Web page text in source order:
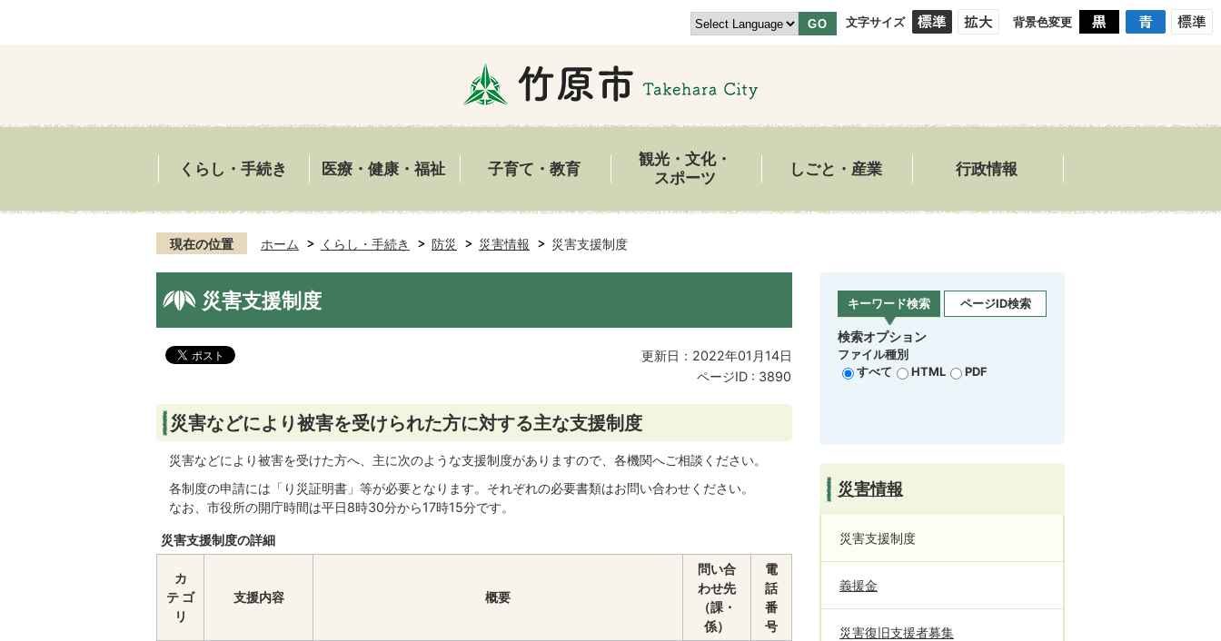
GO 文字サイズ 背景色変更
くらし・手続き 医療・健康・福祉 子育て・教育
観光・文化・
スポーツ
しごと・産業 行政情報
現在の位置 ホーム くらし・手続き 防災 災害情報 災害支援制度
災害支援制度
更新日：2022年01月14日
ページID : 3890
災害などにより被害を受けられた方に対する主な支援制度
災害などにより被害を受けた方へ、主に次のような支援制度がありますので、各機関へご相談ください。
各制度の申請には「り災証明書」等が必要となります。それぞれの必要書類はお問い合わせください。
なお、市役所の開庁時間は平日8時30分から17時15分です。
災害支援制度の詳細
カ
テ ゴ
リ
支援内容 概要
問い合
わせ先
（課・
係）
電
話
番
号
キーワード検索 ページID検索
検索オプション
ファイル種別
すべて
HTML PDF
災害情報
災害支援制度
義援金
災害復旧支援者募集